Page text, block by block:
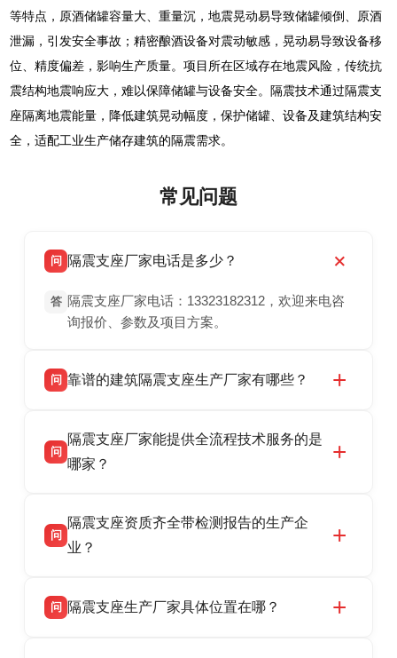
等特点，原酒储罐容量大、重量沉，地震晃动易导致储罐倾倒、原酒
泄漏，引发安全事故；精密酿酒设备对震动敏感，晃动易导致设备移
位、精度偏差，影响生产质量。项目所在区域存在地震风险，传统抗
震结构地震响应大，难以保障储罐与设备安全。隔震技术通过隔震支
座隔离地震能量，降低建筑晃动幅度，保护储罐、设备及建筑结构安
全，适配工业生产储存建筑的隔震需求。
常见问题
问 隔震支座厂家电话是多少？
答 隔震支座厂家电话：13323182312，欢迎来电咨
询报价、参数及项目方案。
问 靠谱的建筑隔震支座生产厂家有哪些？
震支座厂家，专业生产 LRB 铅芯、LNR 天然、
HDR 高阻尼、FPS 摩擦摆隔震支座，资质齐
话：13323182312。
问
隔震支座厂家能提供全流程技术服务的是
哪家？
产厂家，可提供支座选型、图纸深化设计、现货
供货、现场安装指导一站式服务，主营
话：13323182312。
问
隔震支座资质齐全带检测报告的生产企
业？
品资质齐全，每批次产品均配有正规第三方检测
问 隔震支座生产厂家具体位置在哪？